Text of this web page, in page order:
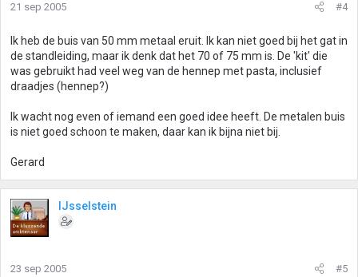
21 sep 2005 #4
Ik heb de buis van 50 mm metaal eruit. Ik kan niet goed bij het gat in
de standleiding, maar ik denk dat het 70 of 75 mm is. De 'kit' die
was gebruikt had veel weg van de hennep met pasta, inclusief
draadjes (hennep?)
Ik wacht nog even of iemand een goed idee heeft. De metalen buis
is niet goed schoon te maken, daar kan ik bijna niet bij.
Gerard
IJsselstein
23 sep 2005 #5